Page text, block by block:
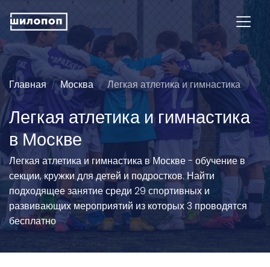
Главная Москва Легкая атлетика и гимнастика
Легкая атлетика и гимнастика
в Москве
Легкая атлетика и гимнастика в Москве - обучение в
секции, кружки для детей и подростков. Найти
подходящее занятие среди 29 спортивных и
развивающих мероприятий из которых 3 проводятся
бесплатно